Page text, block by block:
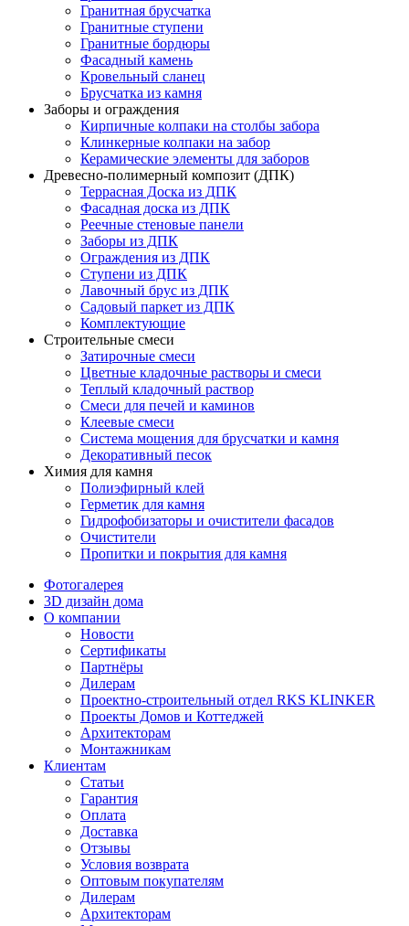
Гранитная брусчатка
Гранитные ступени
Гранитные бордюры
Фасадный камень
Кровельный сланец
Брусчатка из камня
Заборы и ограждения
Кирпичные колпаки на столбы забора
Клинкерные колпаки на забор
Керамические элементы для заборов
Древесно-полимерный композит (ДПК)
Террасная Доска из ДПК
Фасадная доска из ДПК
Реечные стеновые панели
Заборы из ДПК
Ограждения из ДПК
Ступени из ДПК
Лавочный брус из ДПК
Садовый паркет из ДПК
Комплектующие
Строительные смеси
Затирочные смеси
Цветные кладочные растворы и смеси
Теплый кладочный раствор
Смеси для печей и каминов
Клеевые смеси
Система мощения для брусчатки и камня
Декоративный песок
Химия для камня
Полиэфирный клей
Герметик для камня
Гидрофобизаторы и очистители фасадов
Очистители
Пропитки и покрытия для камня
Фотогалерея
3D дизайн дома
О компании
Новости
Сертификаты
Партнёры
Дилерам
Проектно-строительный отдел RKS KLINKER
Проекты Домов и Коттеджей
Архитекторам
Монтажникам
Клиентам
Статьи
Гарантия
Оплата
Доставка
Отзывы
Условия возврата
Оптовым покупателям
Дилерам
Архитекторам